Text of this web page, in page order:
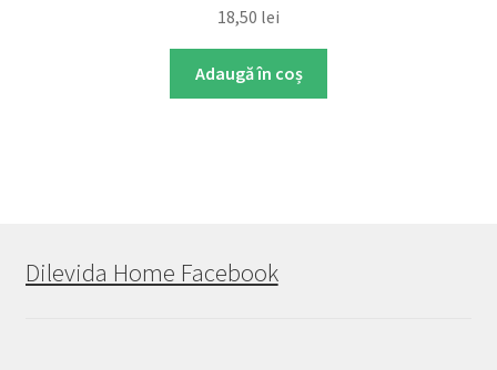
18,50 lei
Adaugă în coș
Dilevida Home Facebook